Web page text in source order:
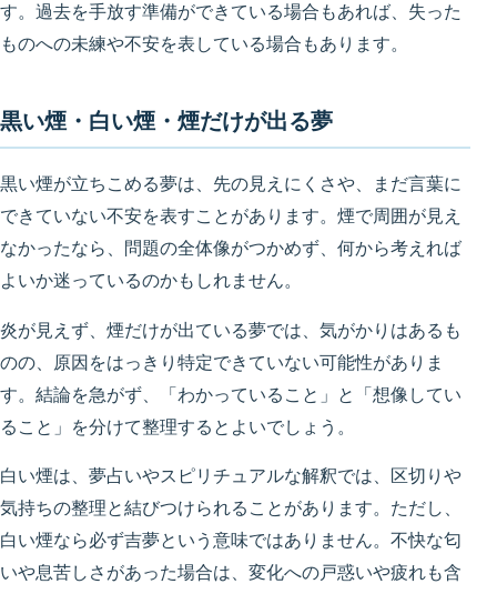
す。過去を手放す準備ができている場合もあれば、失った
ものへの未練や不安を表している場合もあります。
黒い煙・白い煙・煙だけが出る夢
黒い煙が立ちこめる夢は、先の見えにくさや、まだ言葉に
できていない不安を表すことがあります。煙で周囲が見え
なかったなら、問題の全体像がつかめず、何から考えれば
よいか迷っているのかもしれません。
炎が見えず、煙だけが出ている夢では、気がかりはあるも
のの、原因をはっきり特定できていない可能性がありま
す。結論を急がず、「わかっていること」と「想像してい
ること」を分けて整理するとよいでしょう。
白い煙は、夢占いやスピリチュアルな解釈では、区切りや
気持ちの整理と結びつけられることがあります。ただし、
白い煙なら必ず吉夢という意味ではありません。不快な匂
いや息苦しさがあった場合は、変化への戸惑いや疲れも含